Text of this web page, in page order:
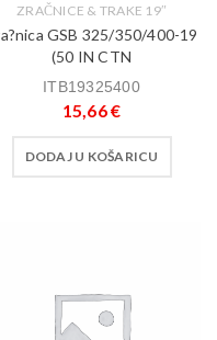
ZRAČNICE & TRAKE 19″
GSB 325/350/400-19
(50 IN CTN
ITB19325400
15,66€
DODAJ U KOŠARICU